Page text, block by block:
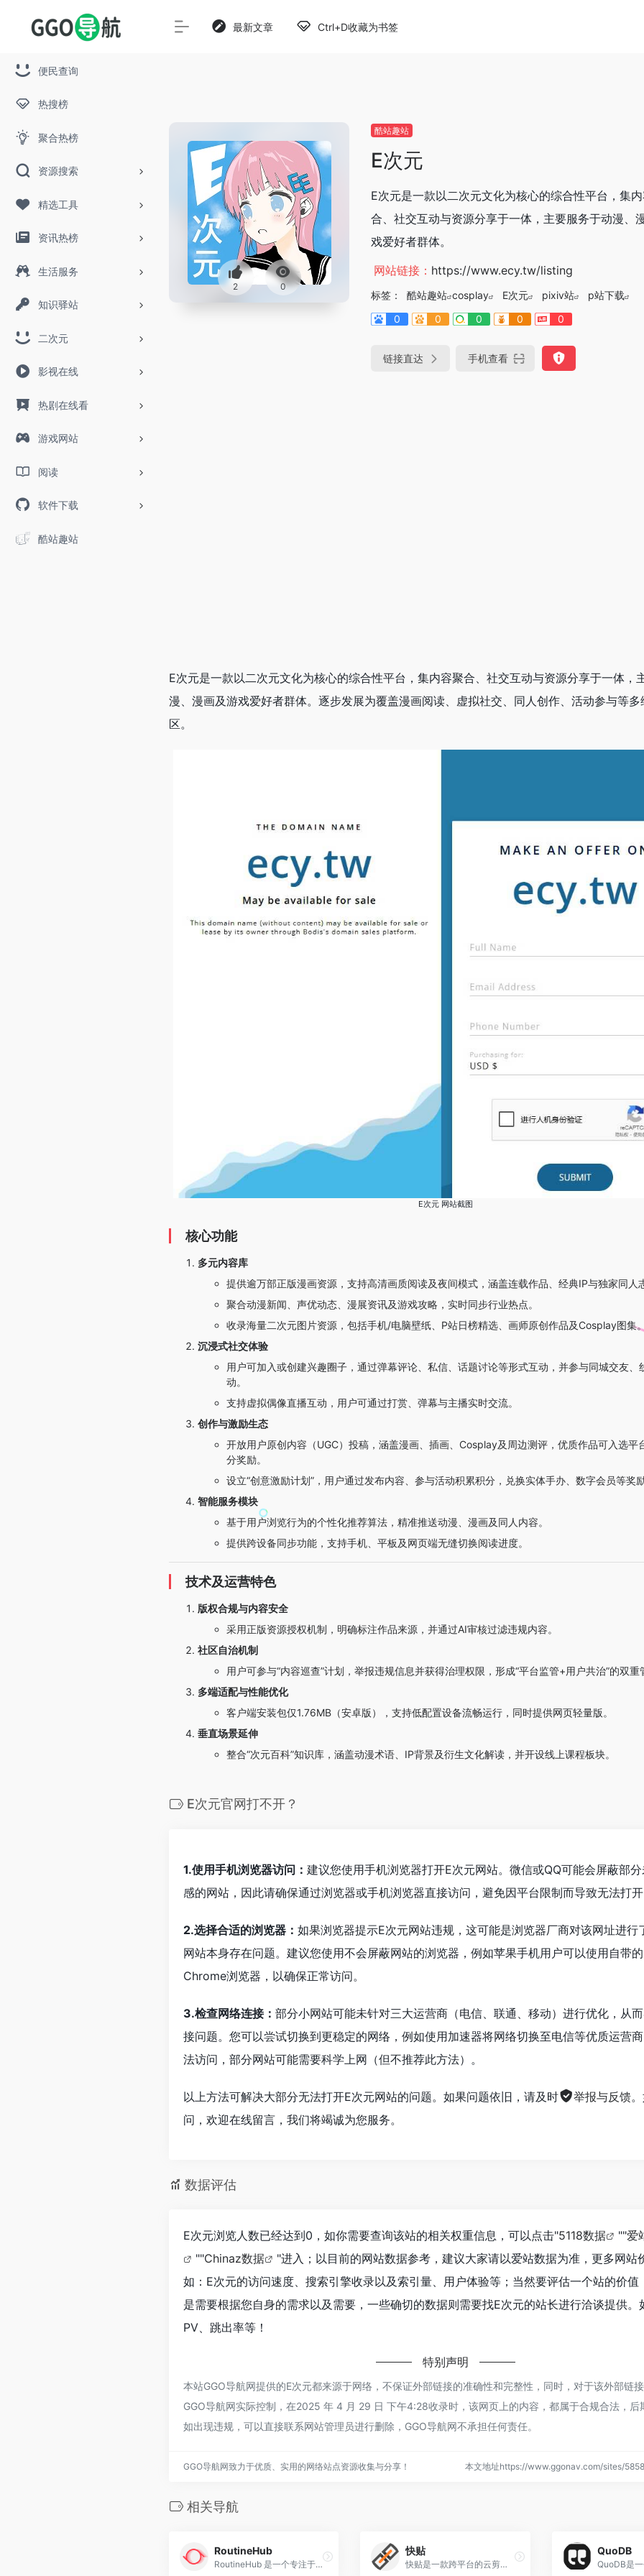
便民查询
热搜榜
聚合热榜
资源搜索
精选工具
资讯热榜
生活服务
知识驿站
二次元
影视在线
热剧在线看
游戏网站
阅读
软件下载
酷站趣站
最新文章 Ctrl+D收藏为书签
2 0
酷站趣站
E次元
E次元是一款以二次元文化为核心的综合性平台，集
合、社交互动与资源分享于一体，主要服务于动漫、
戏爱好者群体。
网站链接： https://www.ecy.tw/listing
标签： 酷站趣站 cosplay E次元 pixiv站
p站下载
0
0 0 0 0
链接直达 手机查看
E次元是一款以二次元文化为核心的综合性平台，集内容聚合、社交互动与资源分享于一体，
漫、漫画及游戏爱好者群体。逐步发展为覆盖漫画阅读、虚拟社交、同人创作、活动参与等
区。
E次元 网站截图
核心功能
多元内容库
提供逾万部正版漫画资源，支持高清画质阅读及夜间模式，涵盖连载作品、经典IP与独家同人
聚合动漫新闻、声优动态、漫展资讯及游戏攻略，实时同步行业热点。
收录海量二次元图片资源，包括手机/电脑壁纸、P站日榜精选、画师原创作品及Cosplay图集
沉浸式社交体验
用户可加入或创建兴趣圈子，通过弹幕评论、私信、话题讨论等形式互动，并参与同城交友、
动。
支持虚拟偶像直播互动，用户可通过打赏、弹幕与主播实时交流。
创作与激励生态
开放用户原创内容（UGC）投稿，涵盖漫画、插画、Cosplay及周边测评，优质作品可入选平
分奖励。
设立“创意激励计划”，用户通过发布内容、参与活动积累积分，兑换实体手办、数字会员等奖
智能服务模块
基于用户浏览行为的个性化推荐算法，精准推送动漫、漫画及同人内容。
提供跨设备同步功能，支持手机、平板及网页端无缝切换阅读进度。
技术及运营特色
版权合规与内容安全
采用正版资源授权机制，明确标注作品来源，并通过AI审核过滤违规内容。
社区自治机制
用户可参与“内容巡查”计划，举报违规信息并获得治理权限，形成“平台监管+用户共治”的双重
多端适配与性能优化
客户端安装包仅1.76MB（安卓版），支持低配置设备流畅运行，同时提供网页轻量版。
垂直场景延伸
整合“次元百科”知识库，涵盖动漫术语、IP背景及衍生文化解读，并开设线上课程板块。
E次元官网打不开？
1.使用手机浏览器访问： 建议您使用手机浏览器打开E次元网站。微信或QQ可能会屏蔽部
感的网站，因此请确保通过浏览器或手机浏览器直接访问，避免因平台限制而导致无法打
2.选择合适的浏览器： 如果浏览器提示E次元网站违规，这可能是浏览器厂商对该网址进行
网站本身存在问题。建议您使用不会屏蔽网站的浏览器，例如苹果手机用户可以使用自带
Chrome浏览器，以确保正常访问。
3.检查网络连接： 部分小网站可能未针对三大运营商（电信、联通、移动）进行优化，从
接问题。您可以尝试切换到更稳定的网络，例如使用加速器将网络切换至电信等优质运营
法访问，部分网站可能需要科学上网（但不推荐此方法）。
以上方法可解决大部分无法打开E次元网站的问题。如果问题依旧，请及时 举报与反馈
问，欢迎在线留言，我们将竭诚为您服务。
数据评估
E次元浏览人数已经达到0，如你需要查询该站的相关权重信息，可以点击"5118数据 ""爱
""Chinaz数据
"进入；以目前的网站数据参考，建议大家请以爱站数据为准，更多网站
如：E次元的访问速度、搜索引擎收录以及索引量、用户体验等；当然要评估一个站的价值
是需要根据您自身的需求以及需要，一些确切的数据则需要找E次元的站长进行洽谈提供。
PV、跳出率等！
特别声明
本站GGO导航网提供的E次元都来源于网络，不保证外部链接的准确性和完整性，同时，对于该外部链
GGO导航网实际控制，在2025 年 4 月 29 日 下午4:28收录时，该网页上的内容，都属于合规合法，后
如出现违规，可以直接联系网站管理员进行删除，GGO导航网不承担任何责任。
GGO导航网致力于优质、实用的网络站点资源收集与分享！ 本文地址https://www.ggonav.com/sites/
相关导航
RoutineHub
RoutineHub 是一个专注于 Apple Shortcuts（快捷指令）的社区平台，旨在帮助用户发现、分享和更新 Shortcuts。它允许用户上传、下载和管理各种快捷指令，从而提升 iOS 和 macOS 设备的自动化能力。
快贴
快贴是一款跨平台的云剪贴板同步工具，自2014年起稳定运行至今，支持Windows、macOS、iOS、Android和Linux操作系统。
QuoDB